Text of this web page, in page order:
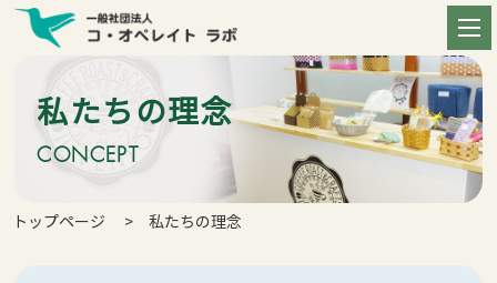
私たちの理念
CONCEPT
トップページ 私たちの理念